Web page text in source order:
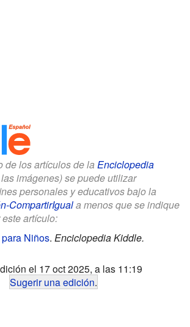
de los artículos de la Enciclopedia
imágenes) se puede utilizar
personales y educativos bajo la
CompartirIguala menos que se indique
artículo:
Niños. Enciclopedia Kiddle.
el 17 oct 2025, a las 11:19
Sugerir una edición.